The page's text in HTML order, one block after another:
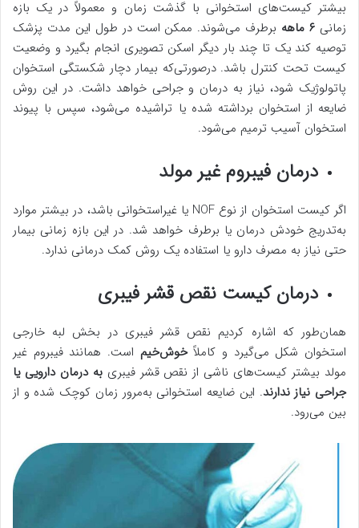
بیشتر کیست‌های استخوانی با گذشت زمان و معمولاً در یک بازه
زمانی ۶ ماهه
برطرف می‌شوند. ممکن است در طول این مدت پزشک
توصیه کند یک تا چند بار دیگر اسکن تصویری انجام بگیرد و وضعیت
کیست تحت کنترل باشد. درصورتی‌که بیمار دچار شکستگی استخوان
پاتولوژیک شود، نیاز به درمان و جراحی خواهد داشت. در این روش
ضایعه از استخوان برداشته شده یا تراشیده می‌شود، سپس با پیوند
استخوان آسیب ترمیم می‌شود.
درمان فیبروم غیر مولد
اگر کیست استخوان از نوع NOF یا غیراستخوانی باشد، در بیشتر موارد
به‌تدریج خودش درمان یا برطرف خواهد شد. در این بازه زمانی بیمار
حتی نیاز به مصرف دارو یا استفاده یک روش کمک درمانی ندارد.
درمان کیست نقص قشر فیبری
همان‌طور که اشاره کردیم نقص قشر فیبری در بخش لبه خارجی
استخوان شکل می‌گیرد و کاملاًخوش‌خیم است. همانند فیبروم غیر
مولد بیشتر کیست‌های ناشی از نقص قشر فیبریبه درمان دارویی یا
جراحی نیاز ندارند. این ضایعه استخوانی به‌مرور زمان کوچک شده و از
بین می‌رود.